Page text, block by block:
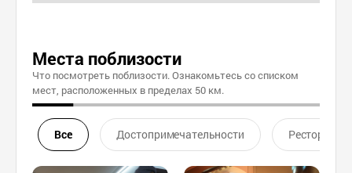
Места поблизости
Что посмотреть поблизости. Ознакомьтесь со списком
мест, расположенных в пределах 50 км.
Все Достопримечательности Ресторан